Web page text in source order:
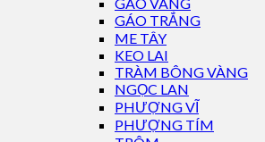
GÁO TRẮNG
ME TÂY
KEO LAI
TRÀM BÔNG VÀNG
NGỌC LAN
PHƯỢNG VĨ
PHƯỢNG TÍM